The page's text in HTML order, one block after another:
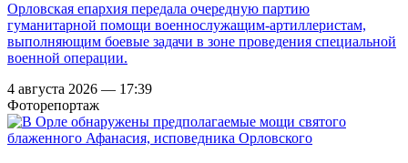
Орловская епархия передала очередную партию
гуманитарной помощи военнослужащим-артиллеристам,
выполняющим боевые задачи в зоне проведения специальной
военной операции.
4 августа 2026 — 17:39
Фоторепортаж